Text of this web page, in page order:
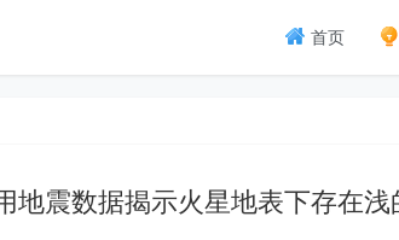
首页
地震数据揭示火星地表下存在浅